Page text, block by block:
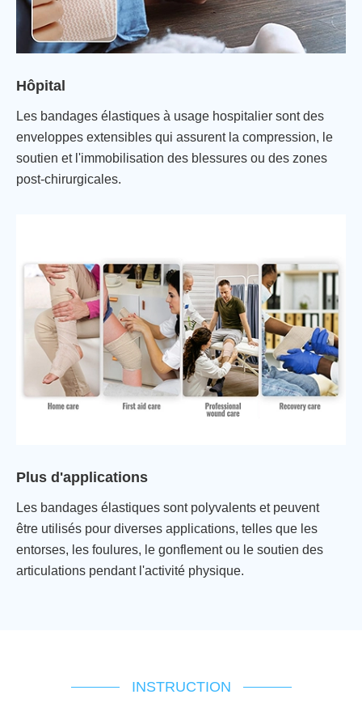
Hôpital
Les bandages élastiques à usage hospitalier sont des
enveloppes extensibles qui assurent la compression, le
soutien et l'immobilisation des blessures ou des zones
post-chirurgicales.
Plus d'applications
Les bandages élastiques sont polyvalents et peuvent
être utilisés pour diverses applications, telles que les
entorses, les foulures, le gonflement ou le soutien des
articulations pendant l'activité physique.
INSTRUCTION